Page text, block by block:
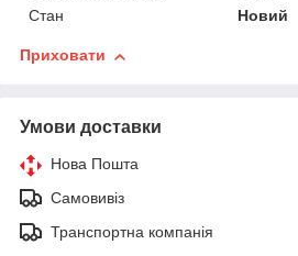
Стан
Новий
Приховати
Умови доставки
Нова Пошта
Самовивіз
Транспортна компанія